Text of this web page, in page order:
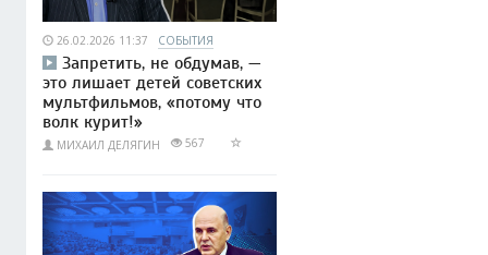
26.02.2026 11:37 СОБЫТИЯ
Запретить, не обдумав, —
это лишает детей советских
мультфильмов, «потому что
волк курит!»
МИХАИЛ ДЕЛЯГИН 567